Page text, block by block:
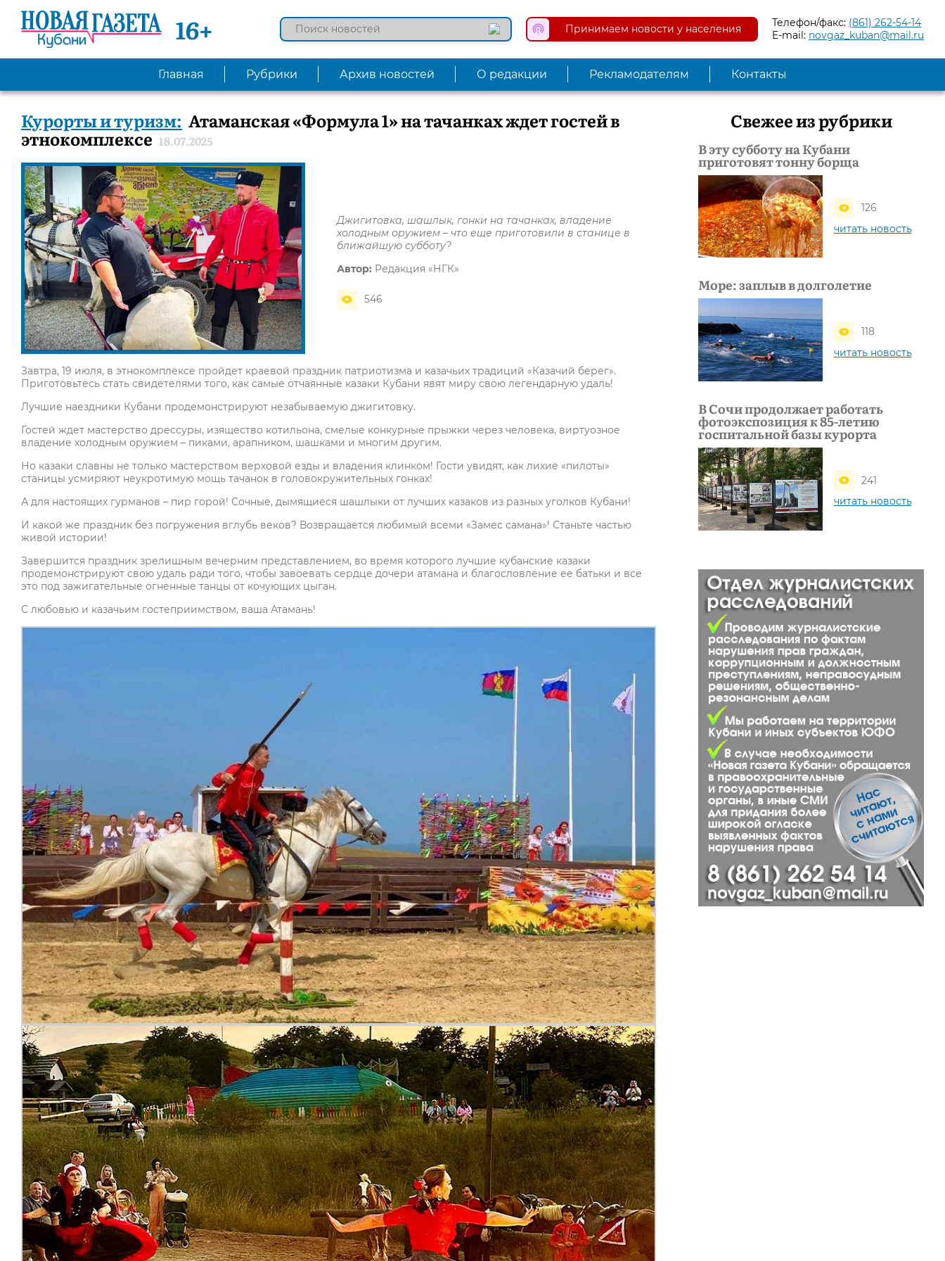
16+ Принимаем новости у населения Телефон/факс: (861) 262-54-14
E-mail: novgaz_kuban@mail.ru
Главная Рубрики Архив новостей О редакции Рекламодателям Контакты
Курорты и туризм: Атаманская «Формула 1» на тачанках ждет гостей в
этнокомплексе 18.07.2025
Джигитовка, шашлык, гонки на тачанках, владение
холодным оружием – что еще приготовили в станице в
ближайшую субботу?
Автор: Редакция «НГК»
546
Завтра, 19 июля, в этнокомплексе пройдет краевой праздник патриотизма и казачьих традиций «Казачий берег».
Приготовьтесь стать свидетелями того, как самые отчаянные казаки Кубани явят миру свою легендарную удаль!
Лучшие наездники Кубани продемонстрируют незабываемую джигитовку.
Гостей ждет мастерство дрессуры, изящество котильона, смелые конкурные прыжки через человека, виртуозное
владение холодным оружием – пиками, арапником, шашками и многим другим.
Но казаки славны не только мастерством верховой езды и владения клинком! Гости увидят, как лихие «пилоты»
станицы усмиряют неукротимую мощь тачанок в головокружительных гонках!
А для настоящих гурманов – пир горой! Сочные, дымящиеся шашлыки от лучших казаков из разных уголков Кубани!
И какой же праздник без погружения вглубь веков? Возвращается любимый всеми «Замес самана»! Станьте частью
живой истории!
Завершится праздник зрелищным вечерним представлением, во время которого лучшие кубанские казаки
продемонстрируют свою удаль ради того, чтобы завоевать сердце дочери атамана и благословление ее батьки и все
это под зажигательные огненные танцы от кочующих цыган.
С любовью и казачьим гостеприимством, ваша Атамань!
Свежее из рубрики
В эту субботу на Кубани
приготовят тонну борща
126
читать новость
Море: заплыв в долголетие
118
читать новость
В Сочи продолжает работать
фотоэкспозиция к 85-летию
госпитальной базы курорта
241
читать новость